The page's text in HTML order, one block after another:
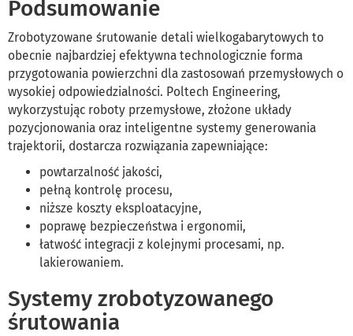
Podsumowanie
Zrobotyzowane śrutowanie detali wielkogabarytowych to
obecnie najbardziej efektywna technologicznie forma
przygotowania powierzchni dla zastosowań przemysłowych o
wysokiej odpowiedzialności. Poltech Engineering,
wykorzystując roboty przemysłowe, złożone układy
pozycjonowania oraz inteligentne systemy generowania
trajektorii, dostarcza rozwiązania zapewniające:
powtarzalność jakości,
pełną kontrolę procesu,
niższe koszty eksploatacyjne,
poprawę bezpieczeństwa i ergonomii,
łatwość integracji z kolejnymi procesami, np.
lakierowaniem.
Systemy zrobotyzowanego
śrutowania